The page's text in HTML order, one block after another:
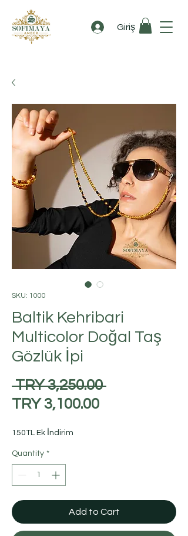
Giriş
SKU: 1000
Baltik Kehribari
Multicolor Doğal Taş
Gözlük İpi
TRY 3,250.00 Regular
TRY 3,100.00Sale
150TL Ek İndirim
Quantity *
Add to Cart